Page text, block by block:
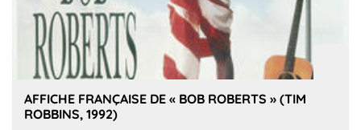
AFFICHE FRANÇAISE DE « BOB ROBERTS » (TIM
ROBBINS, 1992)